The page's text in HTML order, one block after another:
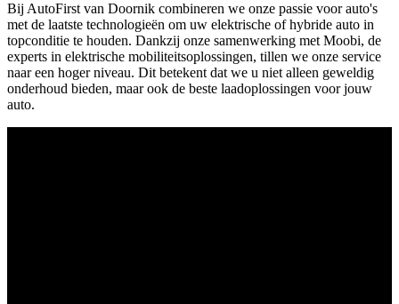
Bij AutoFirst van Doornik combineren we onze passie voor auto's
met de laatste technologieën om uw elektrische of hybride auto in
topconditie te houden. Dankzij onze samenwerking met Moobi, de
experts in elektrische mobiliteitsoplossingen, tillen we onze service
naar een hoger niveau. Dit betekent dat we u niet alleen geweldig
onderhoud bieden, maar ook de beste laadoplossingen voor jouw
auto.